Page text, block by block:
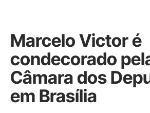
Marcelo Victor é
condecorado
Câmara dos
em Brasília